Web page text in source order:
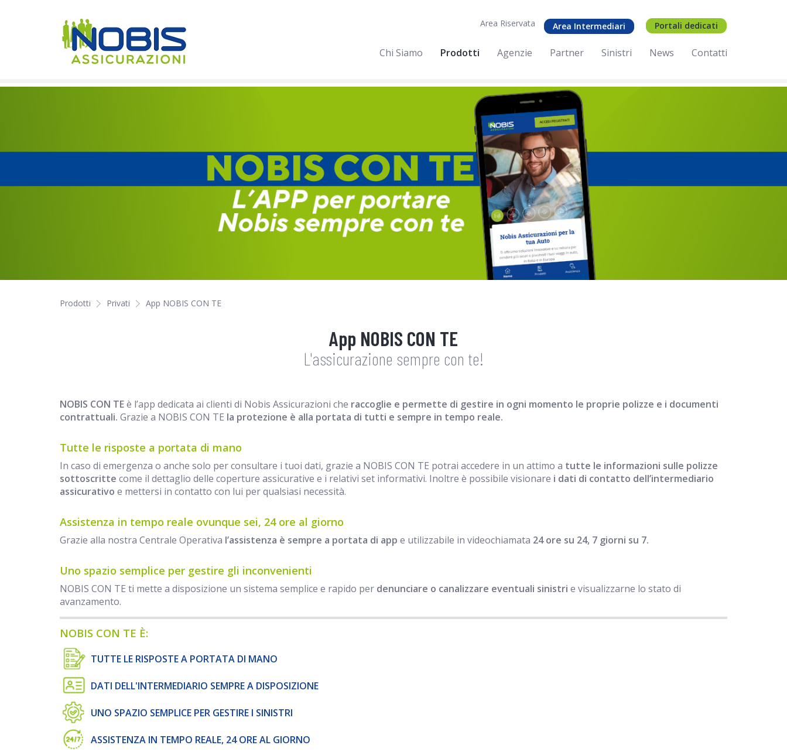
Area Riservata Area Intermediari Portali dedicati
Chi Siamo Prodotti Agenzie Partner Sinistri News Contatti
Prodotti Privati App NOBIS CON TE
App NOBIS CON TE
L'assicurazione sempre con te!
NOBIS CON TEè l’app dedicata ai clienti di Nobis Assicurazioni che raccoglie e permette di gestire in ogni momento le proprie polizze e i documenti
contrattuali. Grazie a NOBIS CON TE la protezione è alla portata di tutti e sempre in tempo reale.
Tutte le risposte a portata di mano
In caso di emergenza o anche solo per consultare i tuoi dati, grazie a NOBIS CON TE potrai accedere in un attimo a tutte le informazioni sulle polizze
sottoscritte come il dettaglio delle coperture assicurative e i relativi set informativi. Inoltre è possibile visionare i dati di contatto dell’intermediario
assicurativo e mettersi in contatto con lui per qualsiasi necessità.
Assistenza in tempo reale ovunque sei, 24 ore al giorno
Grazie alla nostra Centrale Operativa l’assistenza è sempre a portata di app e utilizzabile in videochiamata 24 ore su 24, 7 giorni su 7.
Uno spazio semplice per gestire gli inconvenienti
NOBIS CON TE ti mette a disposizione un sistema semplice e rapido per denunciare o canalizzare eventuali sinistri e visualizzarne lo stato di
avanzamento.
NOBIS CON TE È:
TUTTE LE RISPOSTE A PORTATA DI MANO
DATI DELL'INTERMEDIARIO SEMPRE A DISPOSIZIONE
UNO SPAZIO SEMPLICE PER GESTIRE I SINISTRI
ASSISTENZA IN TEMPO REALE, 24 ORE AL GIORNO